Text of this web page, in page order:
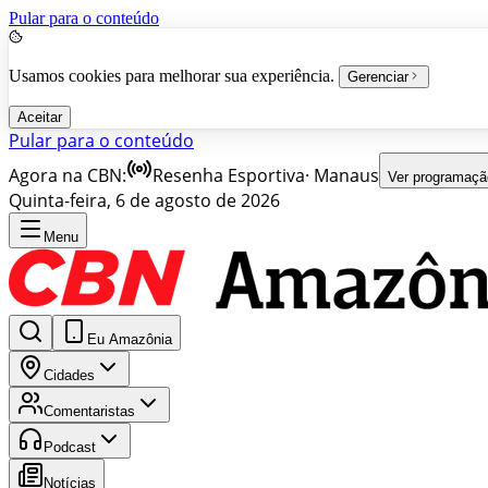
Pular para o conteúdo
Usamos cookies para melhorar sua experiência. Gerenciar
Aceitar
Pular para o conteúdo
Agora na CBN:
Resenha Esportiva· Manaus Ver
Quinta-feira, 6 de agosto de 2026
Menu
Eu Amazônia
Cidades
Comentaristas
Podcast
Notícias